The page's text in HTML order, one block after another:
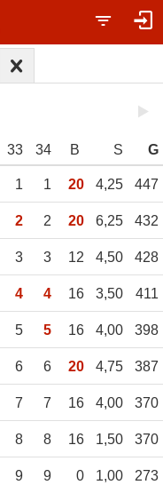
33 34 B S G
1 1 20 4,25 447
2 2 20 6,25 432
3 3 12 4,50 428
4 4 16 3,50 411
5 5 16 4,00 398
6 6 20 4,75 387
7 7 16 4,00 370
8 8 16 1,50 370
9 9 0 1,00 273